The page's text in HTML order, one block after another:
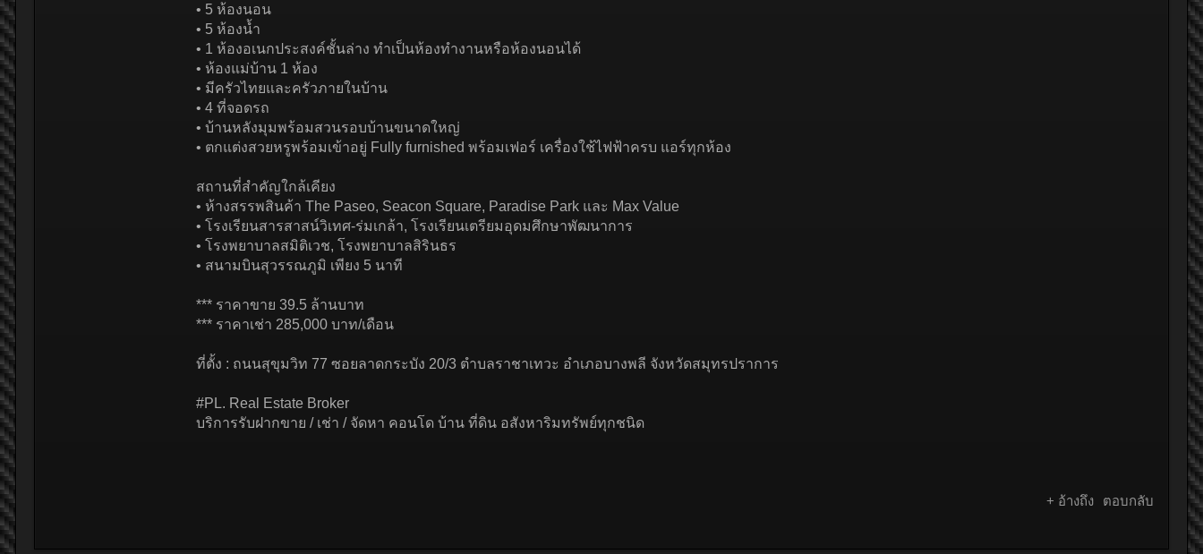
• 5 ห้องนอน
• 5 ห้องน้ำ
• 1 ห้องอเนกประสงค์ชั้นล่าง ทำเป็นห้องทำงานหรือห้องนอนได้
• ห้องแม่บ้าน 1 ห้อง
• มีครัวไทยและครัวภายในบ้าน
• 4 ที่จอดรถ
• บ้านหลังมุมพร้อมสวนรอบบ้านขนาดใหญ่
• ตกแต่งสวยหรูพร้อมเข้าอยู่ Fully furnished พร้อมเฟอร์ เครื่องใช้ไฟฟ้าครบ แอร์ทุกห้อง
สถานที่สำคัญใกล้เคียง
• ห้างสรรพสินค้า The Paseo, Seacon Square, Paradise Park และ Max Value
• โรงเรียนสารสาสน์วิเทศ-ร่มเกล้า, โรงเรียนเตรียมอุดมศึกษาพัฒนาการ
• โรงพยาบาลสมิติเวช, โรงพยาบาลสิรินธร
• สนามบินสุวรรณภูมิ เพียง 5 นาที
*** ราคาขาย 39.5 ล้านบาท
*** ราคาเช่า 285,000 บาท/เดือน
ที่ตั้ง : ถนนสุขุมวิท 77 ซอยลาดกระบัง 20/3 ตำบลราชาเทวะ อำเภอบางพลี จังหวัดสมุทรปราการ
#PL. Real Estate Broker
บริการรับฝากขาย / เช่า / จัดหา คอนโด บ้าน ที่ดิน อสังหาริมทรัพย์ทุกชนิด
+ อ้างถึง ตอบกลับ